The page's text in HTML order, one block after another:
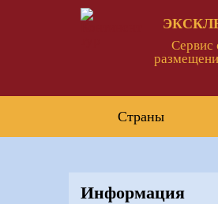
Сервис
Страны
Информация